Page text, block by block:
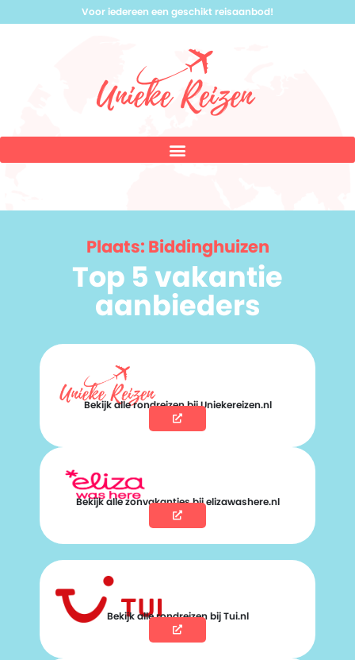
Voor iedereen een geschikt reisaanbod!
Plaats: Biddinghuizen
Top 5 vakantie
aanbieders
Bekijk alle rondreizen bij Uniekereizen.nl
Bekijk alle zonvakanties bij elizawashere.nl
Bekijk alle rondreizen bij Tui.nl